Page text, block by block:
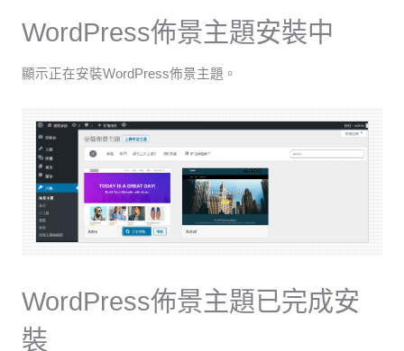
WordPress佈景主題安裝中
顯示正在安裝WordPress佈景主題。
WordPress佈景主題已完成安
裝